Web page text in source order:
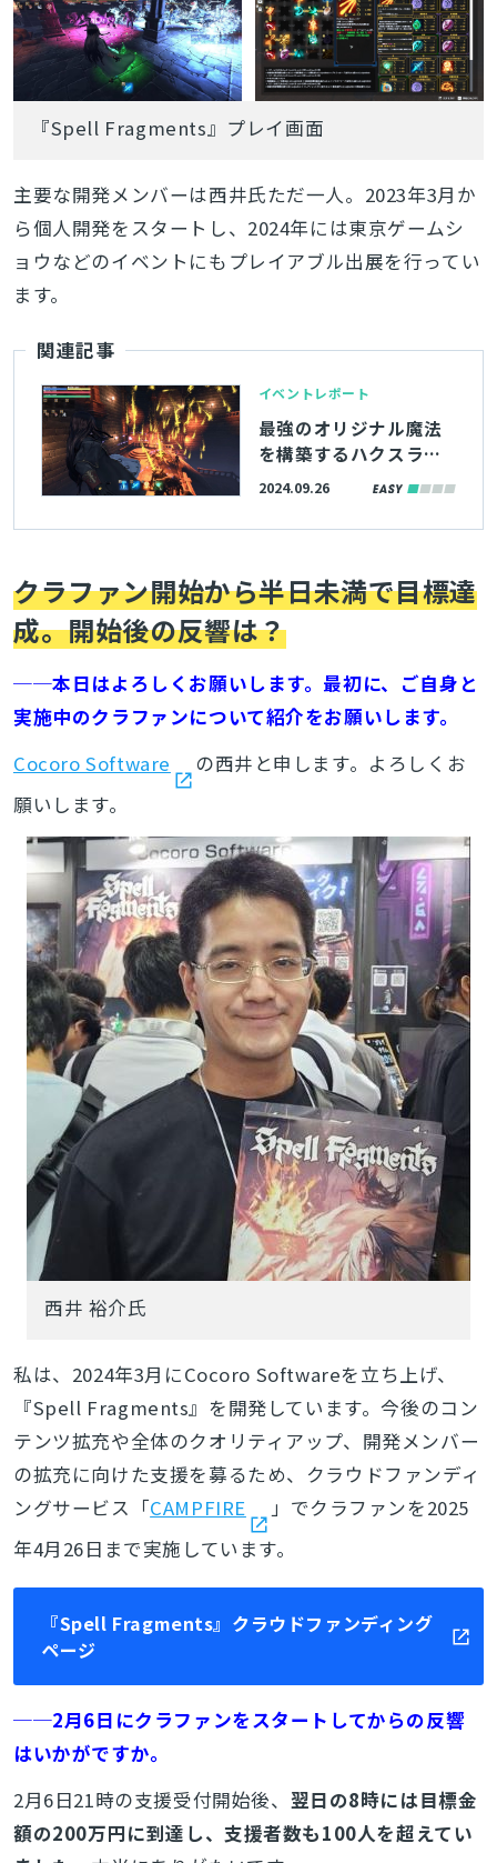
『Spell Fragments』プレイ画面
主要な開発メンバーは西井氏ただ一人。2023年3月か
ら個人開発をスタートし、2024年には東京ゲームシ
ョウなどのイベントにもプレイアブル出展を行ってい
ます。
関連記事
イベントレポート
最強のオリジナル魔法
を構築するハクスラロ
ーグライク『Spell Fra
爆発に対し「あえてバ
ームデザイン上の理由
を聞いた【TGS2024】
2024.09.26
クラファン開始から半日未満で目標達
成。開始後の反響は？
──本日はよろしくお願いします。最初に、ご自身と
実施中のクラファンについて紹介をお願いします。
Cocoro Software
の西井と申します。よろしくお
願いします。
西井 裕介氏
私は、2024年3月にCocoro Softwareを立ち上げ、
『Spell Fragments』を開発しています。今後のコン
テンツ拡充や全体のクオリティアップ、開発メンバー
の拡充に向けた支援を募るため、クラウドファンディ
ングサービス「CAMPFIRE
」でクラファンを2025
年4月26日まで実施しています。
『Spell Fragments』クラウドファンディング
ページ
──2月6日にクラファンをスタートしてからの反響
はいかがですか。
2月6日21時の支援受付開始後、 翌日の8時には目標金
額の200万円に到達し、支援者数も100人を超えてい